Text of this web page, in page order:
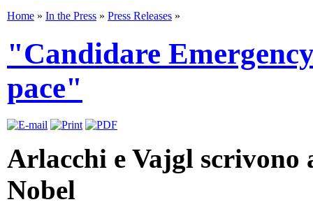
Home » In the Press » Press Releases »
"Candidare
pace"
Arlacchi e Vajgl
Nobel